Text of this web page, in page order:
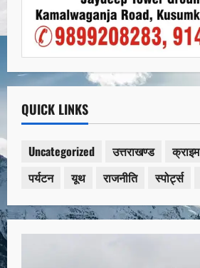
QUICK LINKS
Uncategorized उत्तराखण्ड क्राइम
पर्यटन
यूथ राजनीति स्पोर्ट्स